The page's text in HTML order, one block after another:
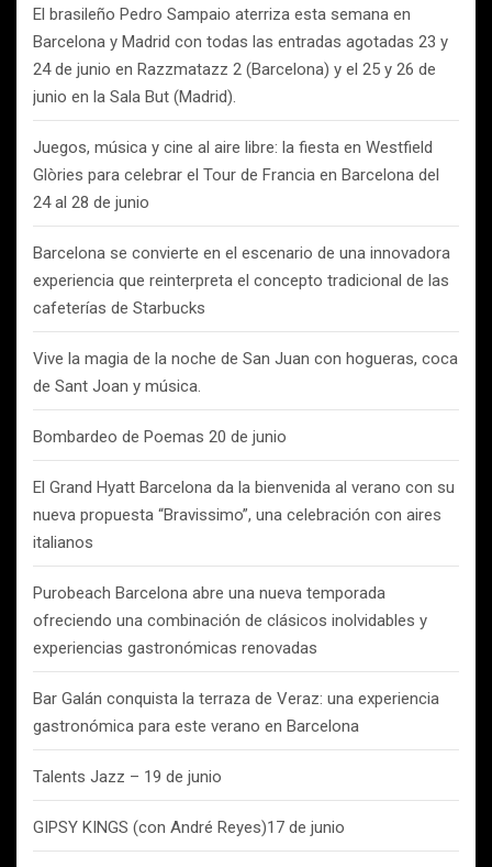
El brasileño Pedro Sampaio aterriza esta semana en
Barcelona y Madrid con todas las entradas agotadas 23 y
24 de junio en Razzmatazz 2 (Barcelona) y el 25 y 26 de
junio en la Sala But (Madrid).
Juegos, música y cine al aire libre: la fiesta en Westfield
Glòries para celebrar el Tour de Francia en Barcelona del
24 al 28 de junio
Barcelona se convierte en el escenario de una innovadora
experiencia que reinterpreta el concepto tradicional de las
cafeterías de Starbucks
Vive la magia de la noche de San Juan con hogueras, coca
de Sant Joan y música.
Bombardeo de Poemas 20 de junio
El Grand Hyatt Barcelona da la bienvenida al verano con su
nueva propuesta “Bravissimo”, una celebración con aires
italianos
Purobeach Barcelona abre una nueva temporada
ofreciendo una combinación de clásicos inolvidables y
experiencias gastronómicas renovadas
Bar Galán conquista la terraza de Veraz: una experiencia
gastronómica para este verano en Barcelona
Talents Jazz – 19 de junio
GIPSY KINGS (con André Reyes)17 de junio